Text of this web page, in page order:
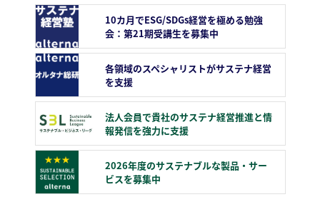
10カ月でESG/SDGs経営を極める勉強
会：第21期受講生を募集中
各領域のスペシャリストがサステナ経営
を支援
法人会員で貴社のサステナ経営推進と情
報発信を強力に支援
2026年度のサステナブルな製品・サー
ビスを募集中